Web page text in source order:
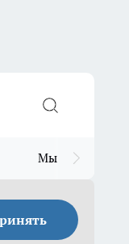
Мы в MAX